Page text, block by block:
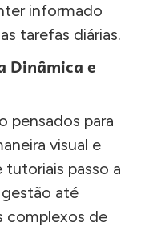
informado
tarefas diárias.
Dinâmica e
pensados para
visual e
passo a
até
complexos de